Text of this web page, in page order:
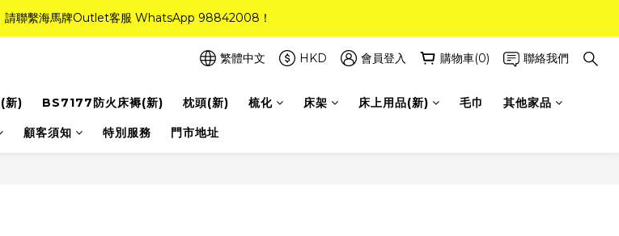
請聯繫海馬牌Outlet客服 WhatsApp 98842008！
請聯繫海馬牌Outlet客服 WhatsApp 98842008！
久記憶床褥 及 健康記憶床褥)＋送禮品＋免運費(只限標準尺寸)
請聯繫海馬牌Outlet客服 WhatsApp 98842008！
繁體中文 HKD 會員登入 購物車(0) 聯絡我們
新) BS7177防火床褥(新) 枕頭(新) 梳化 床架 床上用品(新) 毛巾 其他家品
顧客須知 特別服務 門市地址